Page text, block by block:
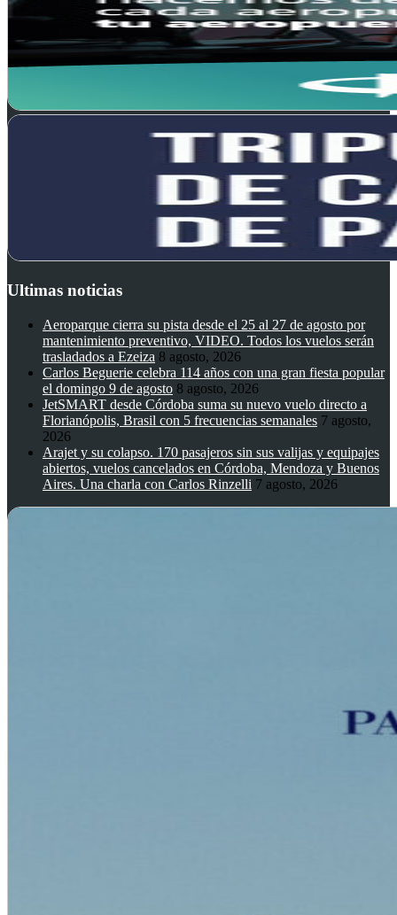
Ultimas noticias
Aeroparque cierra su pista desde el 25 al 27 de agosto por
mantenimiento preventivo, VIDEO. Todos los vuelos serán
trasladados a Ezeiza 8 agosto, 2026
Carlos Beguerie celebra 114 años con una gran fiesta popular
el domingo 9 de agosto 8 agosto, 2026
JetSMART desde Córdoba suma su nuevo vuelo directo a
Florianópolis, Brasil con 5 frecuencias semanales 7 agosto,
2026
Arajet y su colapso. 170 pasajeros sin sus valijas y equipajes
abiertos, vuelos cancelados en Córdoba, Mendoza y Buenos
Aires. Una charla con Carlos Rinzelli 7 agosto, 2026